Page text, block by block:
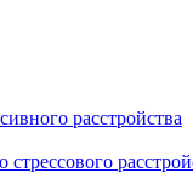
расстройства